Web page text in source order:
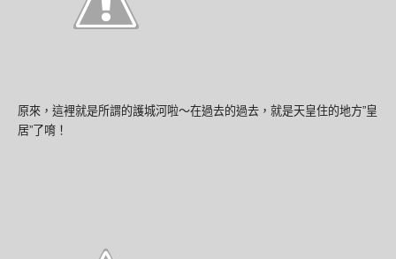
原來，這裡就是所謂的護城河啦～在過去的過去，就是天皇住的地方”皇
居”了唷！